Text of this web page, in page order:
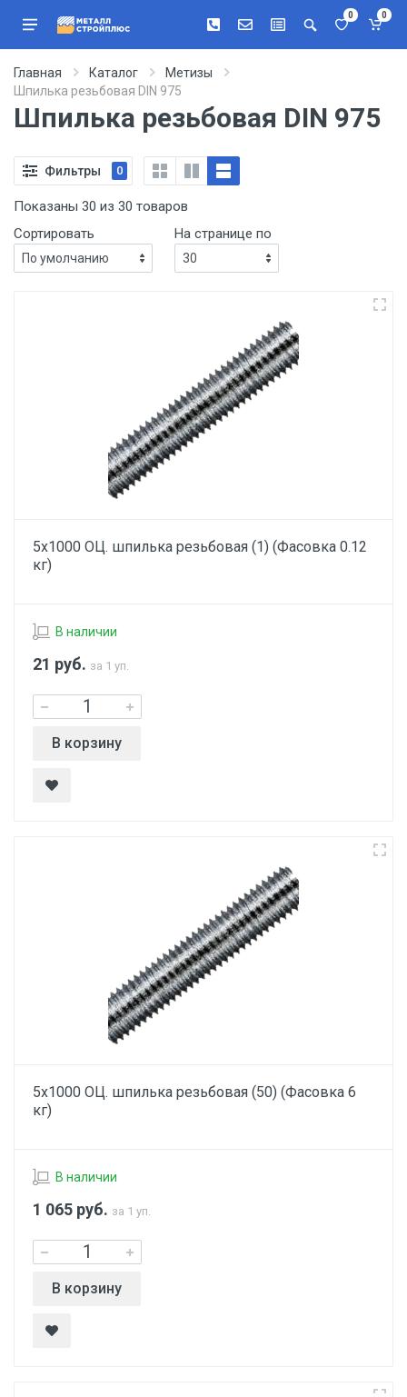
0 0
Главная Каталог
Метизы
Шпилька резьбовая DIN 975
Шпилька резьбовая DIN 975
Фильтры 0
Показаны 30 из 30 товаров
Сортировать
На странице по
5х1000 ОЦ. шпилька резьбовая (1) (Фасовка 0.12
кг)
В наличии
21 руб. за 1 уп.
В корзину
5х1000 ОЦ. шпилька резьбовая (50) (Фасовка 6
кг)
В наличии
1 065 руб. за 1 уп.
В корзину